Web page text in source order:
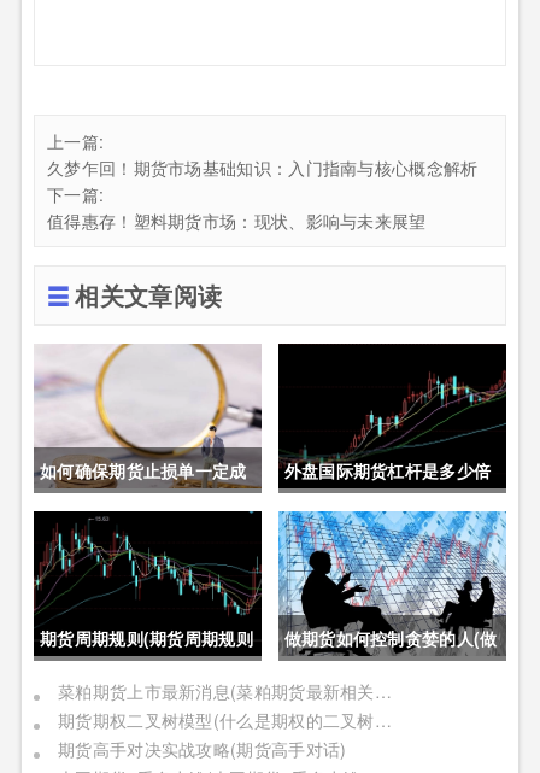
上一篇:
久梦乍回！期货市场基础知识：入门指南与核心概念解析
下一篇:
值得惠存！塑料期货市场：现状、影响与未来展望
相关文章阅读
如何确保期货止损单一定成
交成功(如何确保期货止损单
一定成交成功呢)
外盘国际期货杠杆是多少倍
(外盘国际期货杠杆是多少倍
的)
期货周期规则(期货周期规则
是什么)
做期货如何控制贪婪的人(做
期货如何控制贪婪的人呢)
菜粕期货上市最新消息(菜粕期货最新相关信息)
期货期权二叉树模型(什么是期权的二叉树模型)
期货高手对决实战攻略(期货高手对话)